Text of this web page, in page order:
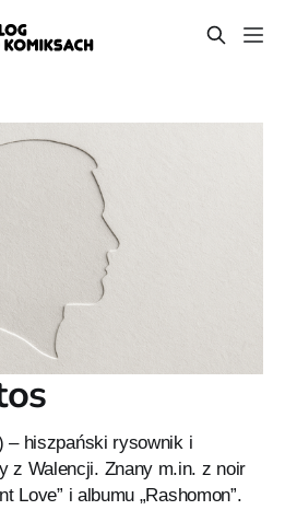
– hiszpański rysownik i
z Walencji. Znany m.in. z noir
Love” i albumu „Rashomon”.